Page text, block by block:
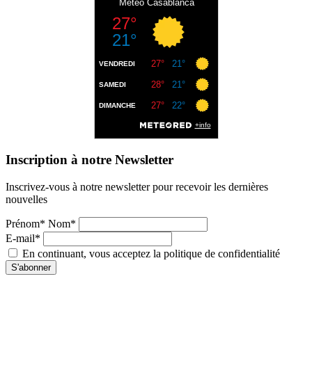
Inscription à notre Newsletter
Inscrivez-vous à notre newsletter pour recevoir les dernières
nouvelles
Prénom* Nom*
E-mail*
En continuant, vous acceptez la politique de confidentialité